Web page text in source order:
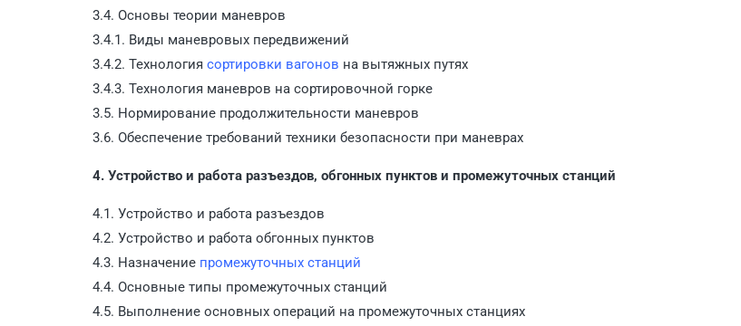
3.4. Основы теории маневров
3.4.1. Виды маневровых передвижений
3.4.2. Технология сортировки вагонов на вытяжных путях
3.4.3. Технология маневров на сортировочной горке
3.5. Нормирование продолжительности маневров
3.6. Обеспечение требований техники безопасности при маневрах
4. Устройство и работа разъездов, обгонных пунктов и промежуточных станций
4.1. Устройство и работа разъездов
4.2. Устройство и работа обгонных пунктов
4.3. Назначение промежуточных станций
4.4. Основные типы промежуточных станций
4.5. Выполнение основных операций на промежуточных станциях